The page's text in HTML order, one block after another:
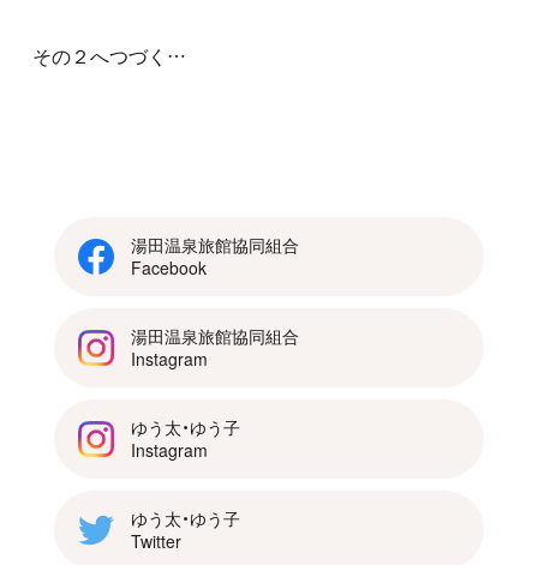
その２へつづく…
湯田温泉旅館協同組合
Facebook
湯田温泉旅館協同組合
Instagram
ゆう太・ゆう子
Instagram
ゆう太・ゆう子
Twitter